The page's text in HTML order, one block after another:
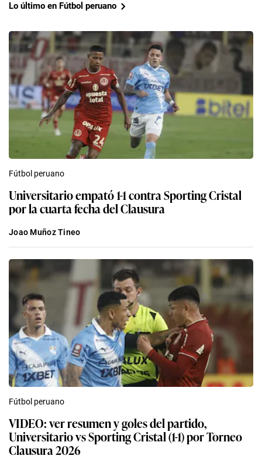
Lo último en Fútbol peruano
Fútbol peruano
Universitario empató 1-1 contra Sporting Cristal
por la cuarta fecha del Clausura
Joao Muñoz Tineo
Fútbol peruano
VIDEO: ver resumen y goles del partido,
Universitario vs Sporting Cristal (1-1) por Torneo
Clausura 2026